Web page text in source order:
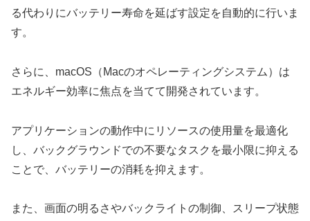
る代わりにバッテリー寿命を延ばす設定を自動的に行いま
す。
さらに、macOS（Macのオペレーティングシステム）は
エネルギー効率に焦点を当てて開発されています。
アプリケーションの動作中にリソースの使用量を最適化
し、バックグラウンドでの不要なタスクを最小限に抑える
ことで、バッテリーの消耗を抑えます。
また、画面の明るさやバックライトの制御、スリープ状態